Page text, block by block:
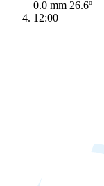
0.0 mm 26.6º
12:00